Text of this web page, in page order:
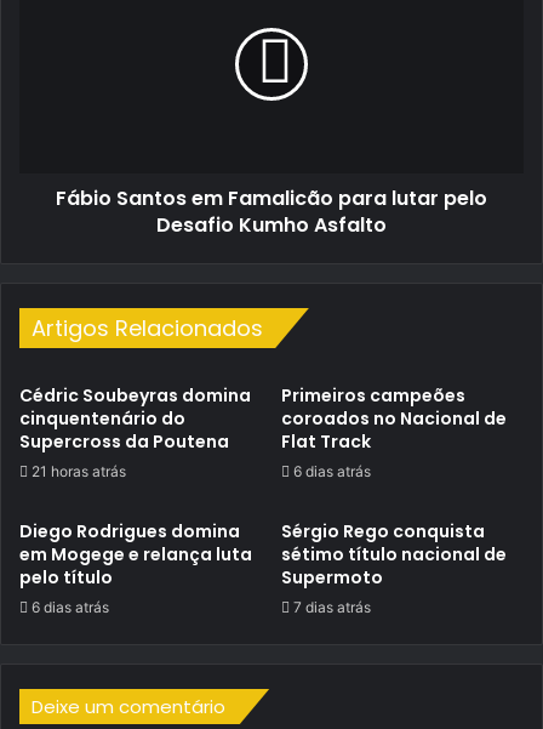
AsfaltoFábio Santos em Famalicão para lutar pelo
Desafio Kumho Asfalto
Artigos Relacionados
Cédric Soubeyras domina
cinquentenário do
Supercross da Poutena
21 horas atrás
Primeiros campeões
coroados no Nacional de
Flat Track
6 dias atrás
Diego Rodrigues domina
em Mogege e relança luta
pelo título
6 dias atrás
Sérgio Rego conquista
sétimo título nacional de
Supermoto
7 dias atrás
Deixe um comentário